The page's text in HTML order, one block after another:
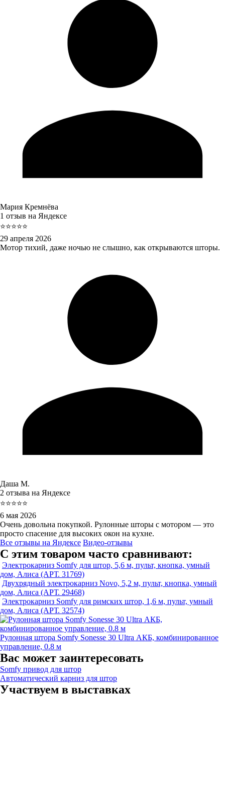
Мария Кремнёва
1 отзыв на Яндексе
⭐⭐⭐⭐⭐
29 апреля 2026
Мотор тихий, даже ночью не слышно, как открываются шторы.
Даша М.
2 отзыва на Яндексе
⭐⭐⭐⭐⭐
6 мая 2026
Очень довольна покупкой. Рулонные шторы с мотором — это
просто спасение для высоких окон на кухне.
Все отзывы на Яндексе Видео-отзывы
С этим товаром часто сравнивают:
Электрокарниз Somfy для штор, 5,6 м, пульт, кнопка, умный
дом, Алиса (АРТ. 31769)
Двухрядный электрокарниз Novo, 5,2 м, пульт, кнопка, умный
дом, Алиса (АРТ. 29468)
Электрокарниз Somfy для римских штор, 1,6 м, пульт, умный
дом, Алиса (АРТ. 32574)
Рулонная штора Somfy Sonesse 30 Ultra АКБ, комбинированное
управление, 0.8 м
Вас может заинтересовать
Somfy привод для штор
Автоматический карниз для штор
Участвуем в выставках